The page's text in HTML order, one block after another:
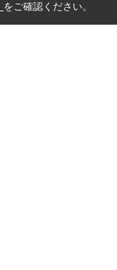
をご確認ください。